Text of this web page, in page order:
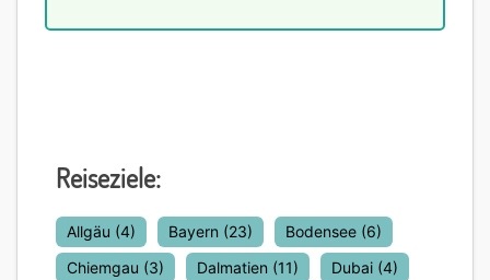
Reiseziele:
Allgäu (4) Bayern (23) Bodensee (6)
Chiemgau (3) Dalmatien (11) Dubai (4)